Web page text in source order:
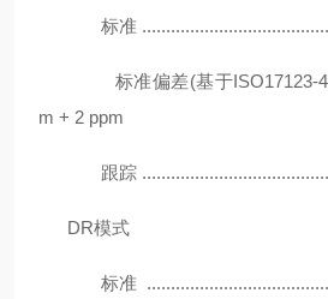
标准
标准偏差(基于ISO17123-
m + 2 ppm
跟踪
DR模式
标准